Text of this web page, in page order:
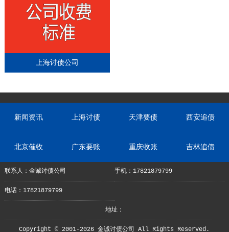
上海讨债公司
新闻资讯 上海讨债 天津要债 西安追债
北京催收 广东要账 重庆收账 吉林追债
联系人：金诚讨债公司 手机：17821879799
电话：17821879799
地址：
Copyright © 2001-2026 金诚讨债公司 All Rights Reserved.